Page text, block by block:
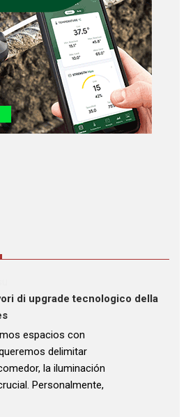
di upgrade tecnologico della
espacios con
delimitar
la iluminación
Personalmente,